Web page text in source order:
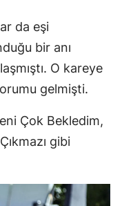
Siirt
Sinop
Tekirdağ
Trabzon
da eşi
bir anı
O kareye
gelmişti.
Çok Bekledim,
gibi